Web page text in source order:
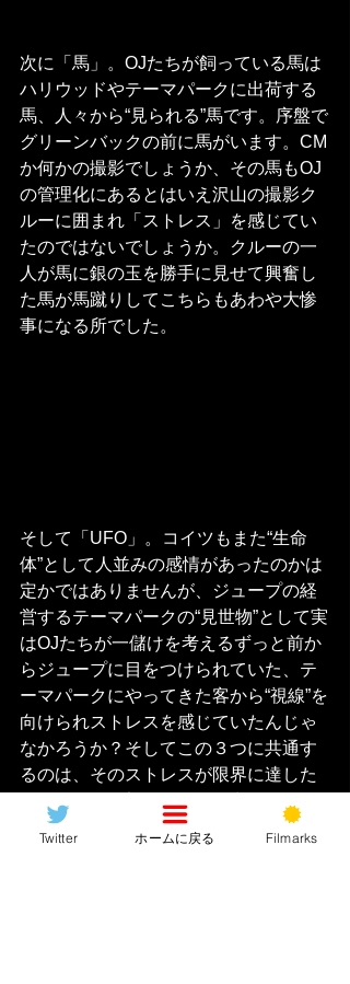
次に「馬」。OJたちが飼っている馬は
ハリウッドやテーマパークに出荷する
馬、人々から“見られる”馬です。序盤で
グリーンバックの前に馬がいます。CM
か何かの撮影でしょうか、その馬もOJ
の管理化にあるとはいえ沢山の撮影ク
ルーに囲まれ「ストレス」を感じてい
たのではないでしょうか。クルーの一
人が馬に銀の玉を勝手に見せて興奮し
た馬が馬蹴りしてこちらもあわや大惨
事になる所でした。
そして「UFO」。コイツもまた“生命
体”として人並みの感情があったのかは
定かではありませんが、ジュープの経
営するテーマパークの“見世物”として実
はOJたちが一儲けを考えるずっと前か
らジュープに目をつけられていた、テ
ーマパークにやってきた客から“視線”を
向けられストレスを感じていたんじゃ
なかろうか？そしてこの３つに共通す
るのは、そのストレスが限界に達した
ために人間を襲う、という点です。も
っと言うと、襲われるのは“視線を向け
Twitter ホームに戻る Filmarks